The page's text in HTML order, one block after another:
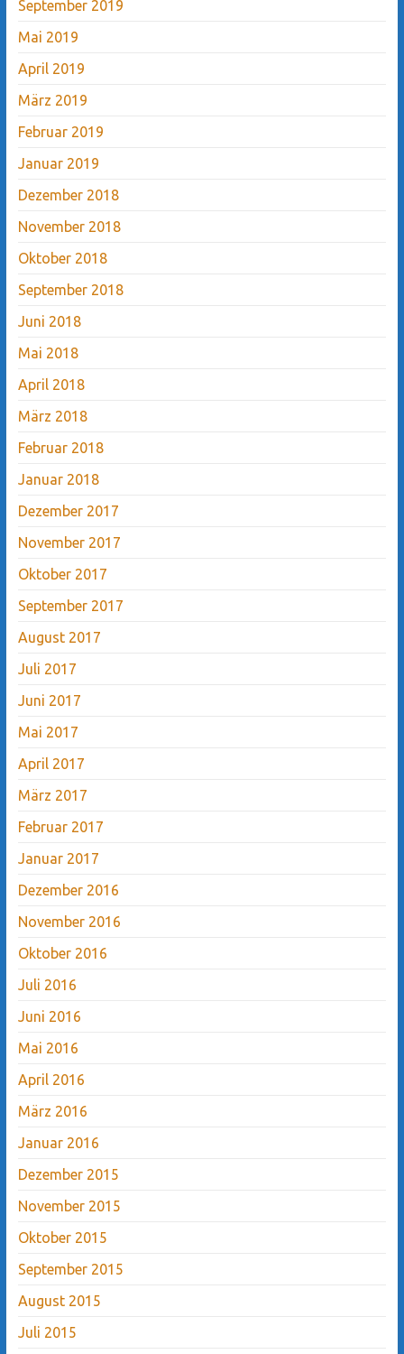
September 2019
Mai 2019
April 2019
März 2019
Februar 2019
Januar 2019
Dezember 2018
November 2018
Oktober 2018
September 2018
Juni 2018
Mai 2018
April 2018
März 2018
Februar 2018
Januar 2018
Dezember 2017
November 2017
Oktober 2017
September 2017
August 2017
Juli 2017
Juni 2017
Mai 2017
April 2017
März 2017
Februar 2017
Januar 2017
Dezember 2016
November 2016
Oktober 2016
Juli 2016
Juni 2016
Mai 2016
April 2016
März 2016
Januar 2016
Dezember 2015
November 2015
Oktober 2015
September 2015
August 2015
Juli 2015